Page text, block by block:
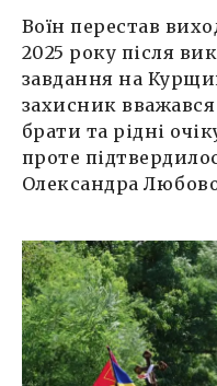
Воїн перестав
2025 року після
завдання на
захисник
брати та рідні
проте
Олександра